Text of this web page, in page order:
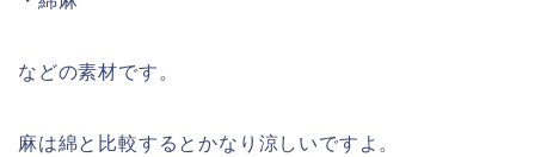
などの素材です。
麻は綿と比較するとかなり涼しいですよ。